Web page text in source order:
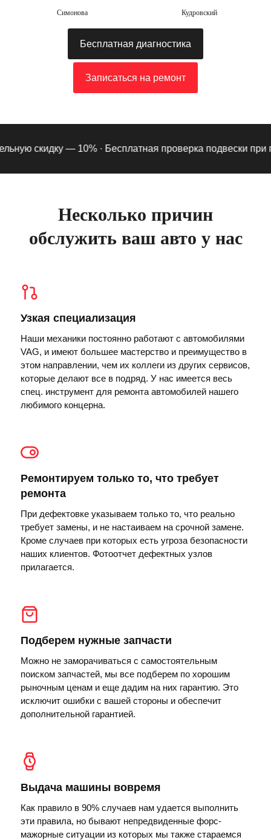
Симонова Кудровский
Бесплатная диагностика
Записаться на ремонт
скидку — 10% ·Бесплатная проверка подвески при
Несколько причин
обслужить ваш авто у нас
Узкая специализация
Наши механики постоянно работают с автомобилями
VAG, и имеют большее мастерство и преимущество в
этом направлении, чем их коллеги из других сервисов,
которые делают все в подряд. У нас имеется весь
спец. инструмент для ремонта автомобилей нашего
любимого концерна.
Ремонтируем только то, что требует
ремонта
При дефектовке указываем только то, что реально
требует замены, и не настаиваем на срочной замене.
Кроме случаев при которых есть угроза безопасности
наших клиентов. Фотоотчет дефектных узлов
прилагается.
Подберем нужные запчасти
Можно не заморачиваться с самостоятельным
поиском запчастей, мы все подберем по хорошим
рыночным ценам и еще дадим на них гарантию. Это
исключит ошибки с вашей стороны и обеспечит
дополнительной гарантией.
Выдача машины вовремя
Как правило в 90% случаев нам удается выполнить
эти правила, но бывают непредвиденные форс-
мажорные ситуации из которых мы также стараемся